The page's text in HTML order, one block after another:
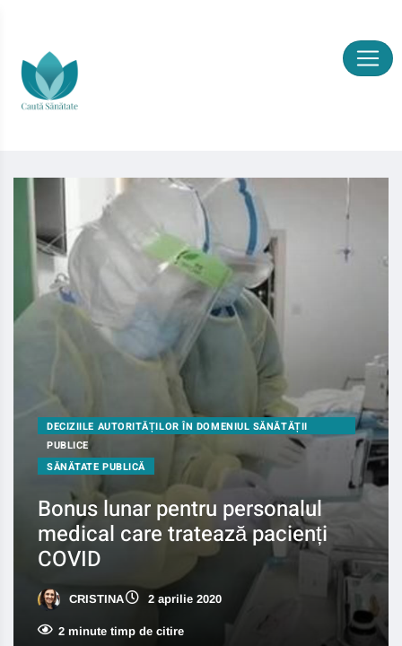
DECIZIILE AUTORITĂȚILOR ÎN DOMENIUL SĂNĂTĂȚII
PUBLICE
SĂNĂTATE PUBLICĂ
Bonus lunar pentru personalul
medical care tratează pacienți
COVID
CRISTINA 2 aprilie 2020
2 minute timp de citire